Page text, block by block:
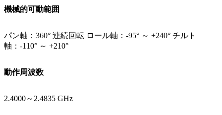
機械的可動範囲
パン軸：360° 連続回転 ロール軸：-95° ～ +240° チルト
軸：-110° ～ +210°
動作周波数
2.4000～2.4835 GHz